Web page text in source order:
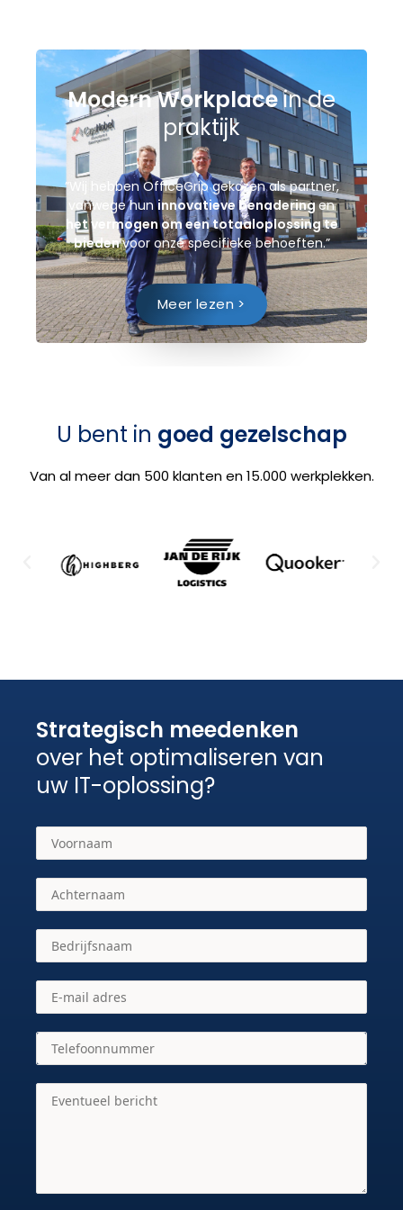
Modern Workplacein de
praktijk
”Wij hebben OfficeGrip gekozen als partner,
vanwege huninnovatieve benaderingen
het vermogen om een totaaloplossing te
biedenvoor onze specifieke behoeften.”
Meer lezen >
U bent in goed gezelschap
Van al meer dan 500 klanten en 15.000 werkplekken.
Strategisch meedenken
over het optimaliseren van
uw IT-oplossing?